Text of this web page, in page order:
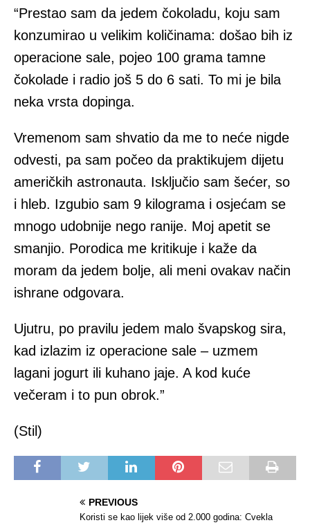
“Prestao sam da jedem čokoladu, koju sam
konzumirao u velikim količinama: došao bih iz
operacione sale, pojeo 100 grama tamne
čokolade i radio još 5 do 6 sati. To mi je bila
neka vrsta dopinga.
Vremenom sam shvatio da me to neće nigde
odvesti, pa sam počeo da praktikujem dijetu
američkih astronauta. Isključio sam šećer, so
i hleb. Izgubio sam 9 kilograma i osjećam se
mnogo udobnije nego ranije. Moj apetit se
smanjio. Porodica me kritikuje i kaže da
moram da jedem bolje, ali meni ovakav način
ishrane odgovara.
Ujutru, po pravilu jedem malo švapskog sira,
kad izlazim iz operacione sale – uzmem
lagani jogurt ili kuhano jaje. A kod kuće
večeram i to pun obrok.”
(Stil)
PREVIOUS
Koristi se kao lijek više od 2.000 godina: Cvekla